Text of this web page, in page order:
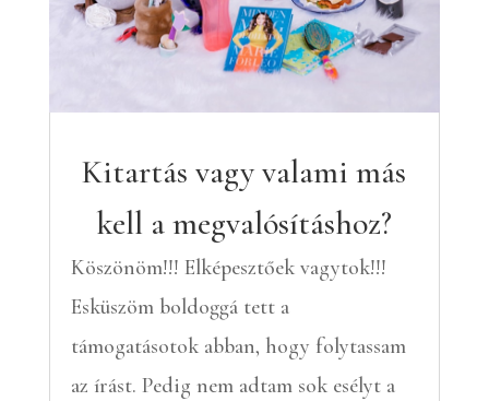
Kitartás vagy valami más
kell a megvalósításhoz?
Köszönöm!!! Elképesztőek vagytok!!!
Esküszöm boldoggá tett a
támogatásotok abban, hogy folytassam
az írást. Pedig nem adtam sok esélyt a